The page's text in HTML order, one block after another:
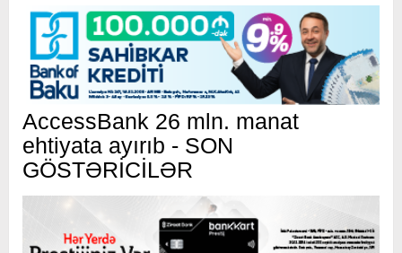
AccessBank 26 mln. manat
ehtiyata ayırıb - SON
GÖSTƏRİCİLƏR